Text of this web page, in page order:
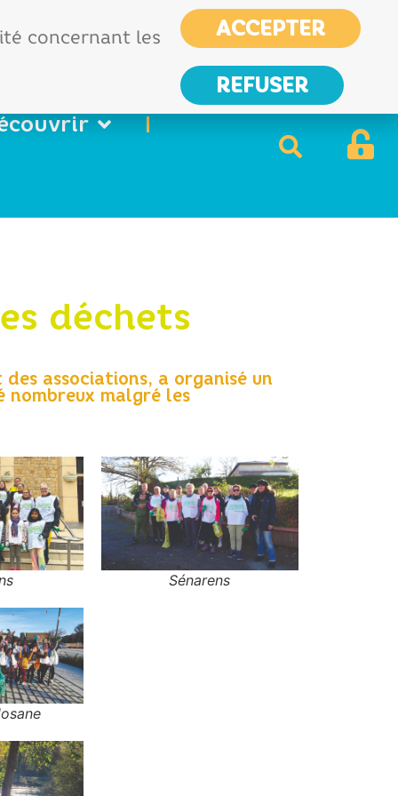
France services
Nous
contacter
déchets
associations, a organisé un
nombreux malgré les
Sénarens
concernant les ACCEPTER
REFUSER